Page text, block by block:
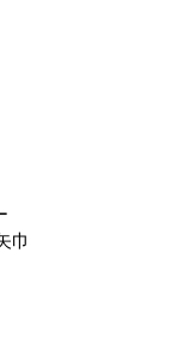
巾